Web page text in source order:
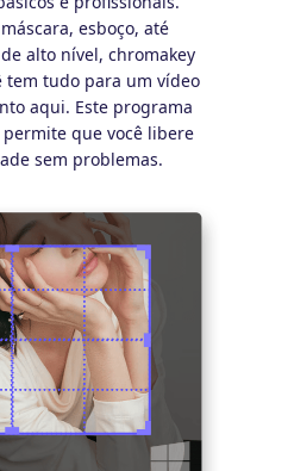
esboço, até
alto nível, chromakey
tem tudo para um vídeo
aqui. Este programa
que você libere
sem problemas.